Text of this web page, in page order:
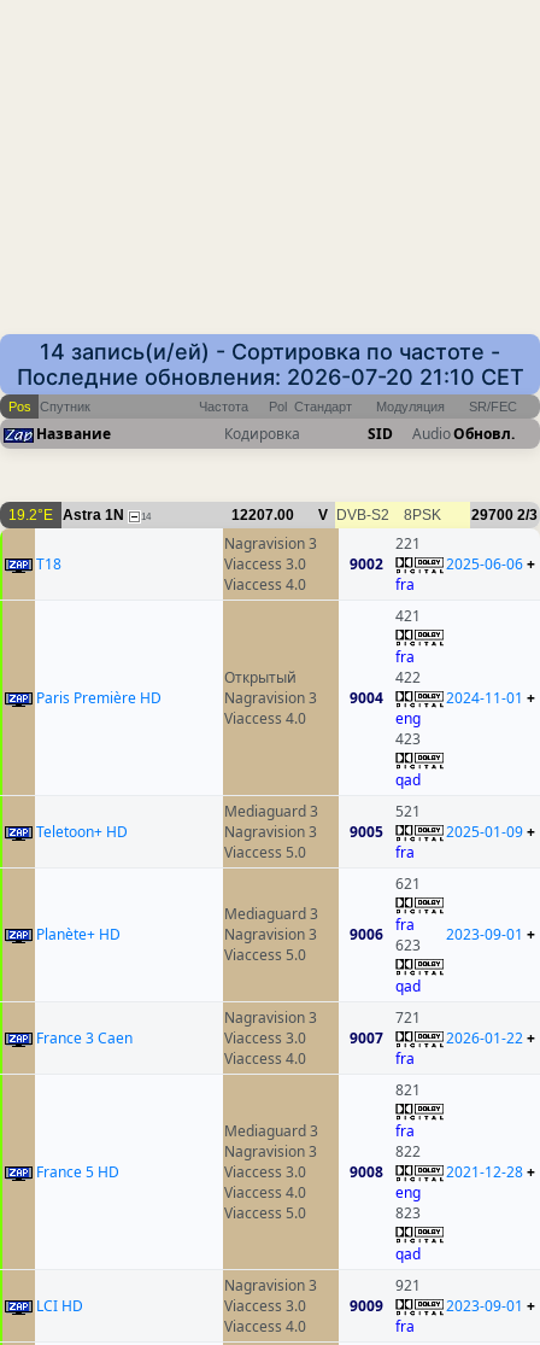
14 запись(и/ей) - Сортировка по частоте -
Последние обновления: 2026-07-20 21:10 CET
Pos Спутник Частота Pol Стандарт Модуляция SR/FEC
Название Кодировка SID AudioОбновл.
19.2°E Astra 1N 14 12207.00 V DVB-S2 8PSK 29700 2/3
T18
Nagravision 3
Viaccess 3.0
Viaccess 4.0
9002
221
fra
2025-06-06+
Paris Première HD
Открытый
Nagravision 3
Viaccess 4.0
9004
421
fra
422
eng
423
qad
2024-11-01 +
Teletoon+ HD
Mediaguard 3
Nagravision 3
Viaccess 5.0
9005
521
fra
2025-01-09+
Planète+ HD
Mediaguard 3
Nagravision 3
Viaccess 5.0
9006
621
fra
623
qad
2023-09-01 +
France 3 Caen
Nagravision 3
Viaccess 3.0
Viaccess 4.0
9007
721
fra
2026-01-22+
France 5 HD
Mediaguard 3
Nagravision 3
Viaccess 3.0
Viaccess 4.0
Viaccess 5.0
9008
821
fra
822
eng
823
qad
2021-12-28+
LCI HD
Nagravision 3
Viaccess 3.0
Viaccess 4.0
9009
921
fra
2023-09-01 +